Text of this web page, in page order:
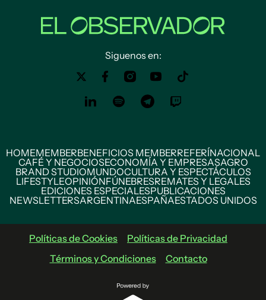
Siguenos en:
HOMEMEMBERBENEFICIOS MEMBERREFERÍNACIONAL
CAFÉ Y NEGOCIOSECONOMÍA Y EMPRESASAGRO
BRAND STUDIOMUNDOCULTURA Y ESPECTÁCULOS
LIFESTYLEOPINIÓNFÚNEBRESREMATES Y LEGALES
EDICIONES ESPECIALESPUBLICACIONES
NEWSLETTERSARGENTINAESPAÑAESTADOS UNIDOS
Políticas de Cookies
Políticas de Privacidad
Términos y Condiciones
Contacto